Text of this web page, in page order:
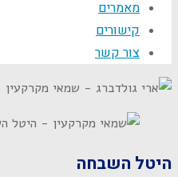
מאמרים
קישורים
צור קשר
היטל השבחה